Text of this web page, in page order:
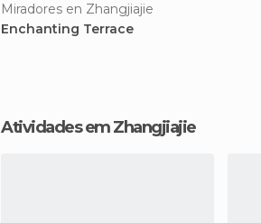
Miradores en Zhangjiajie
Enchanting Terrace
Atividades em Zhangjiajie